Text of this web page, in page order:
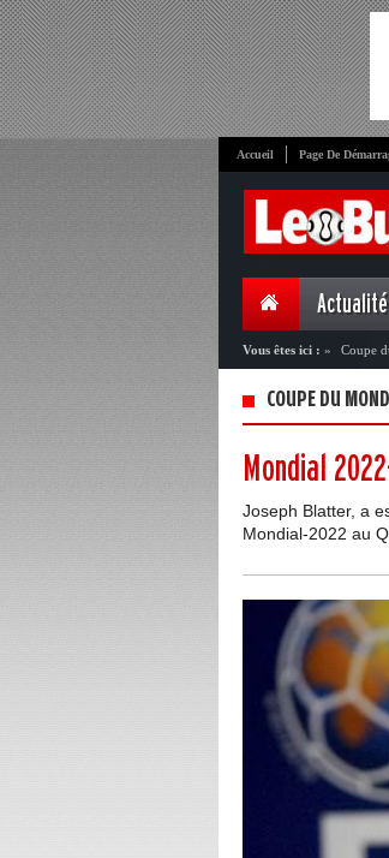
Accueil Page De
Actualité
Vous êtes ici : » Coupe
COUPE DU
Mondial
Joseph Blatter, a
Mondial-2022 au